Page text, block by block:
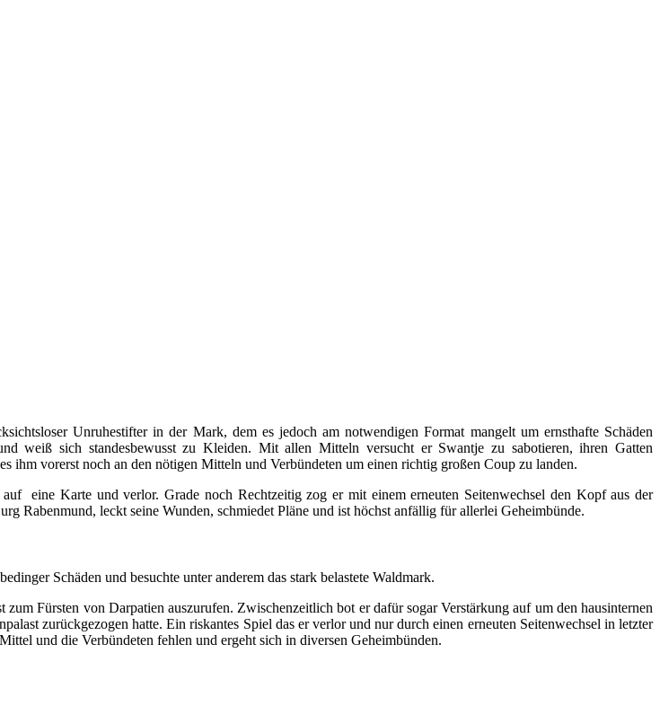
Unruhestifter in der Mark, dem es jedoch am notwendigen Format mangelt um ernsthafte Schäden
weiß sich standesbewusst zu Kleiden. Mit allen Mitteln versucht er Swantje zu sabotieren, ihren Gatten
ihm vorerst noch an den nötigen Mitteln und Verbündeten um einen richtig großen Coup zu landen.
eine Karte und verlor. Grade noch Rechtzeitig zog er mit einem erneuten Seitenwechsel den Kopf aus der
Rabenmund, leckt seine Wunden, schmiedet Pläne und ist höchst anfällig für allerlei Geheimbünde.
Schäden und besuchte unter anderem das stark belastete Waldmark.
Fürsten von Darpatien auszurufen. Zwischenzeitlich bot er dafür sogar Verstärkung auf um den hausinternen
zurückgezogen hatte. Ein riskantes Spiel das er verlor und nur durch einen erneuten Seitenwechsel in letzter
und die Verbündeten fehlen und ergeht sich in diversen Geheimbünden.